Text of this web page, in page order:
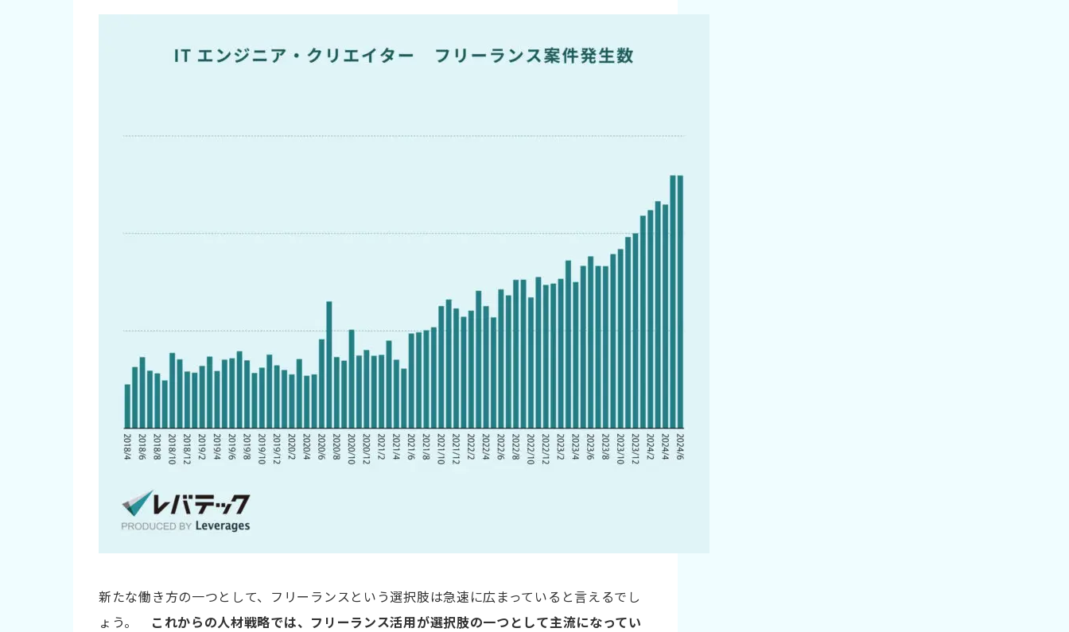
コンサルタント
フリーランス人材の探し方
リファラル採用
フリーランス活用に関するよくある質問
Q1. フリーランス活用のメリットは何ですか？
Q2. フリーランス活用のデメリットは何ですか？
Q3. フリーランスが活用できる分野を教えてください
新たな働き方の一つとして、フリーランスという選択肢は急速に広まっていると言えるでし
ょう。
これからの人材戦略では、フリーランス活用が選択肢の一つとして主流になってい